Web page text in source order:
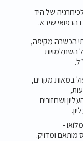
של היד
הרפואי שיבא.
הכשרה מקיפה,
השתלמויות
במאות מקרים,
ושחזורים
-
מותאם ומדויק.